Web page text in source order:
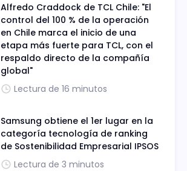
Alfredo Craddock de TCL Chile: "El
control del 100 % de la operación
en Chile marca el inicio de una
etapa más fuerte para TCL, con el
respaldo directo de la compañía
global"
Lectura de 16 minutos
Samsung obtiene el 1er lugar en la
categoría tecnología de ranking
de Sostenibilidad Empresarial IPSOS
Lectura de 3 minutos